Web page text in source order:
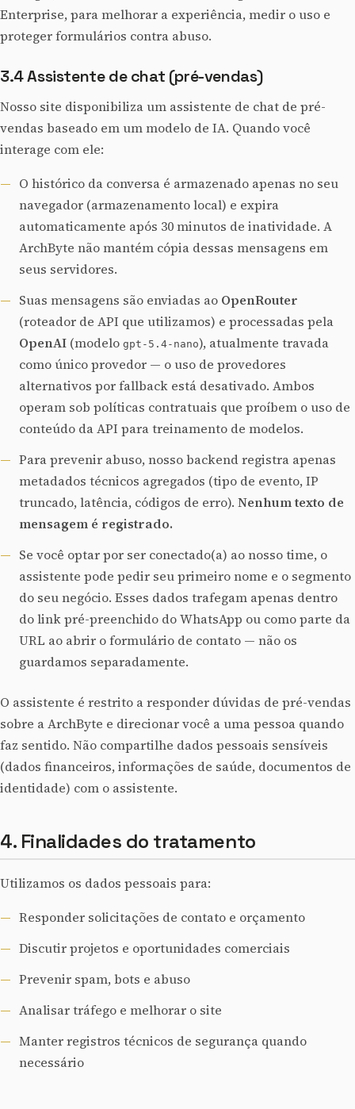
Enterprise, para melhorar a experiência, medir o uso e
proteger formulários contra abuso.
3.4 Assistente de chat (pré-vendas)
Nosso site disponibiliza um assistente de chat de pré-
vendas baseado em um modelo de IA. Quando você
interage com ele:
O histórico da conversa é armazenado apenas no seu
navegador (armazenamento local) e expira
automaticamente após 30 minutos de inatividade. A
ArchByte não mantém cópia dessas mensagens em
seus servidores.
Suas mensagens são enviadas ao OpenRouter
(roteador de API que utilizamos) e processadas pela
OpenAI (modelo gpt-5.4-nano), atualmente travada
como único provedor — o uso de provedores
alternativos por fallback está desativado. Ambos
operam sob políticas contratuais que proíbem o uso de
conteúdo da API para treinamento de modelos.
Para prevenir abuso, nosso backend registra apenas
metadados técnicos agregados (tipo de evento, IP
truncado, latência, códigos de erro). Nenhum texto de
mensagem é registrado.
Se você optar por ser conectado(a) ao nosso time, o
assistente pode pedir seu primeiro nome e o segmento
do seu negócio. Esses dados trafegam apenas dentro
do link pré-preenchido do WhatsApp ou como parte da
URL ao abrir o formulário de contato — não os
guardamos separadamente.
O assistente é restrito a responder dúvidas de pré-vendas
sobre a ArchByte e direcionar você a uma pessoa quando
faz sentido. Não compartilhe dados pessoais sensíveis
(dados financeiros, informações de saúde, documentos de
identidade) com o assistente.
4. Finalidades do tratamento
Utilizamos os dados pessoais para:
Responder solicitações de contato e orçamento
Discutir projetos e oportunidades comerciais
Prevenir spam, bots e abuso
Analisar tráfego e melhorar o site
Manter registros técnicos de segurança quando
necessário